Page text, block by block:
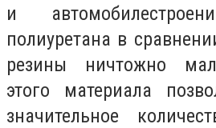
и
полиуретана в
резины ничтожно
этого материала
значительное